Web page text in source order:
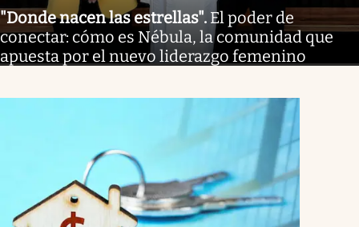
"Donde nacen las estrellas". El poder de
conectar: cómo es Nébula, la comunidad que
apuesta por el nuevo liderazgo femenino